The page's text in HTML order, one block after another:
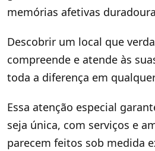
memórias afetivas
Descobrir um local que
compreende e atende às
toda a diferença em
Essa atenção especial
seja única, com serviços e
parecem feitos sob medida